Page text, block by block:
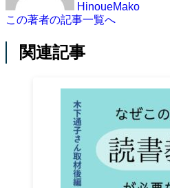
HinoueMako
この著者の記事一覧へ
関連記事